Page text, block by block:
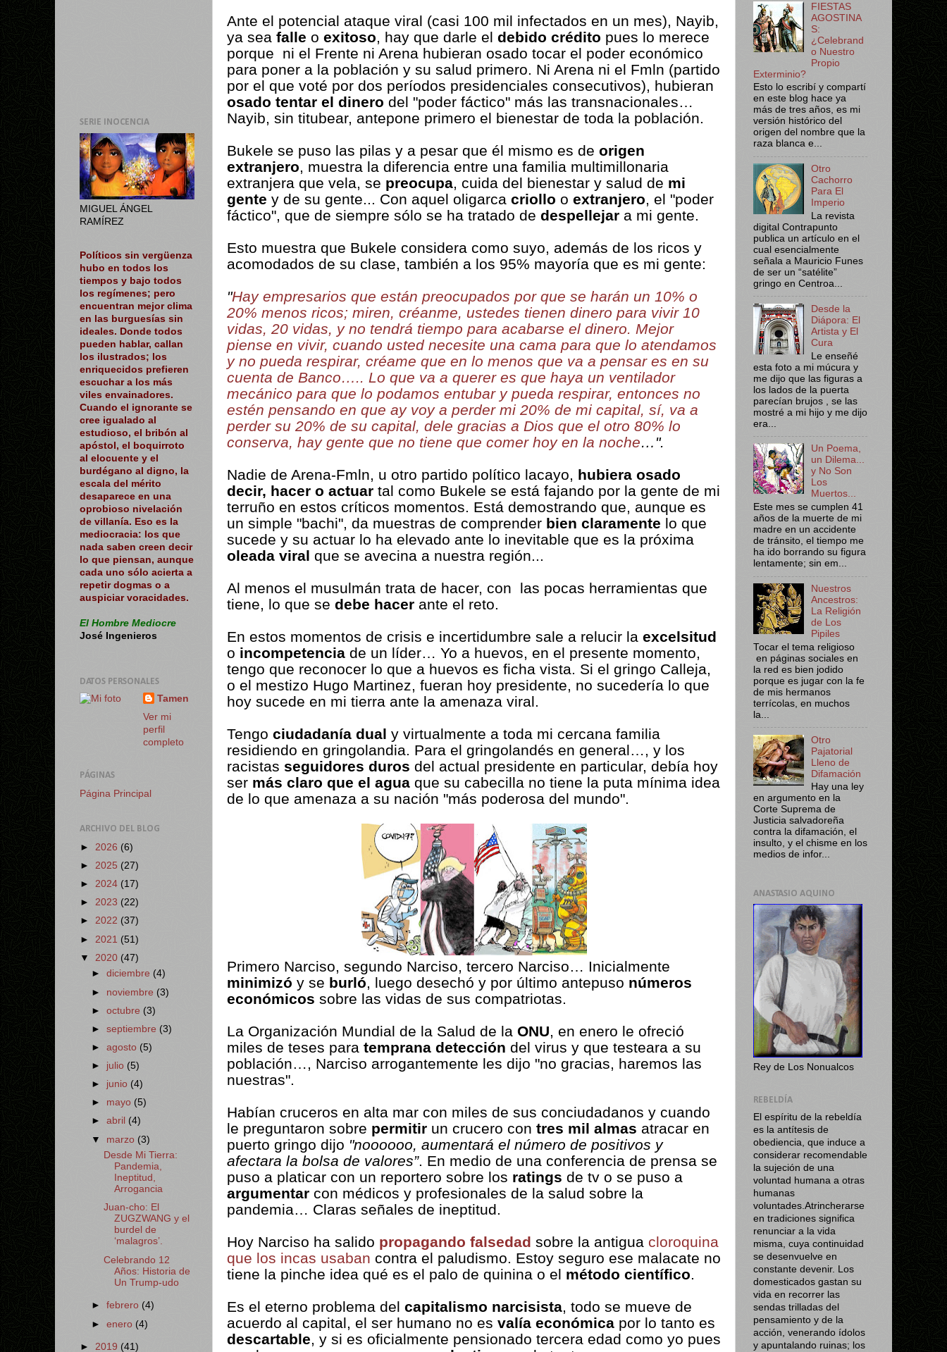
Ante el potencial ataque viral (casi 100 mil infectados en un mes), Nayib,
ya sea falle o exitoso, hay que darle el debido crédito pues lo merece
porque ni el Frente ni Arena hubieran osado tocar el poder económico
para poner a la población y su salud primero. Ni Arena ni el Fmln (partido
por el que voté por dos períodos presidenciales consecutivos), hubieran
osado tentar el dinero del "poder fáctico" más las transnacionales…
Nayib, sin titubear, antepone primero el bienestar de toda la población.
Bukele se puso las pilas y a pesar que él mismo es de origen
extranjero, muestra la diferencia entre una familia multimillonaria
extranjera que vela, se preocupa, cuida del bienestar y salud de mi
gente y de su gente... Con aquel oligarca criollo o extranjero, el "poder
fáctico", que de siempre sólo se ha tratado de despellejar a mi gente.
Esto muestra que Bukele considera como suyo, además de los ricos y
acomodados de su clase, también a los 95% mayoría que es mi gente:
"Hay empresarios que están preocupados por que se harán un 10% o
20% menos ricos; miren, créanme, ustedes tienen dinero para vivir 10
vidas, 20 vidas, y no tendrá tiempo para acabarse el dinero. Mejor
piense en vivir, cuando usted necesite una cama para que lo atendamos
y no pueda respirar, créame que en lo menos que va a pensar es en su
cuenta de Banco….. Lo que va a querer es que haya un ventilador
mecánico para que lo podamos entubar y pueda respirar, entonces no
estén pensando en que ay voy a perder mi 20% de mi capital, sí, va a
perder su 20% de su capital, dele gracias a Dios que el otro 80% lo
conserva, hay gente que no tiene que comer hoy en la noche…".
Nadie de Arena-Fmln, u otro partido político lacayo, hubiera osado
decir, hacer o actuar tal como Bukele se está fajando por la gente de mi
terruño en estos críticos momentos. Está demostrando que, aunque es
un simple "bachi", da muestras de comprender bien claramente lo que
sucede y su actuar lo ha elevado ante lo inevitable que es la próxima
oleada viral que se avecina a nuestra región...
Al menos el musulmán trata de hacer, con las pocas herramientas que
tiene, lo que se debe hacer ante el reto.
En estos momentos de crisis e incertidumbre sale a relucir la excelsitud
o incompetencia de un líder… Yo a huevos, en el presente momento,
tengo que reconocer lo que a huevos es ficha vista. Si el gringo Calleja,
o el mestizo Hugo Martinez, fueran hoy presidente, no sucedería lo que
hoy sucede en mi tierra ante la amenaza viral.
Tengo ciudadanía dual y virtualmente a toda mi cercana familia
residiendo en gringolandia. Para el gringolandés en general…, y los
racistas seguidores duros del actual presidente en particular, debía hoy
ser más claro que el agua que su cabecilla no tiene la puta mínima idea
de lo que amenaza a su nación "más poderosa del mundo".
Primero Narciso, segundo Narciso, tercero Narciso… Inicialmente
minimizó y se burló, luego desechó y por último antepuso números
económicos sobre las vidas de sus compatriotas.
La Organización Mundial de la Salud de la ONU, en enero le ofreció
miles de teses para temprana detección del virus y que testeara a su
población…, Narciso arrogantemente les dijo "no gracias, haremos las
nuestras".
Habían cruceros en alta mar con miles de sus conciudadanos y cuando
le preguntaron sobre permitir un crucero con tres mil almas atracar en
puerto gringo dijo "noooooo, aumentará el número de positivos y
afectara la bolsa de valores”. En medio de una conferencia de prensa se
puso a platicar con un reportero sobre los ratings de tv o se puso a
argumentar con médicos y profesionales de la salud sobre la
pandemia… Claras señales de ineptitud.
Hoy Narciso ha salido propagando falsedad sobre la antigua cloroquina
que los incas usaban contra el paludismo. Estoy seguro ese malacate no
tiene la pinche idea qué es el palo de quinina o el método científico.
Es el eterno problema del capitalismo narcisista, todo se mueve de
acuerdo al capital, el ser humano no es valía económica por lo tanto es
descartable, y si es oficialmente pensionado tercera edad como yo pues
SERIE INOCENCIA
MIGUEL ÁNGEL
RAMÍREZ
Políticos sin vergüenza
hubo en todos los
tiempos y bajo todos
los regímenes; pero
encuentran mejor clima
en las burguesías sin
ideales. Donde todos
pueden hablar, callan
los ilustrados; los
enriquecidos prefieren
escuchar a los más
viles envainadores.
Cuando el ignorante se
cree igualado al
estudioso, el bribón al
apóstol, el boquirroto
al elocuente y el
burdégano al digno, la
escala del mérito
desaparece en una
oprobioso nivelación
de villanía. Eso es la
mediocracia: los que
nada saben creen decir
lo que piensan, aunque
cada uno sólo acierta a
repetir dogmas o a
auspiciar voracidades.
El Hombre Mediocre
José Ingenieros
DATOS PERSONALES
Tamen
Ver mi
perfil
completo
PÁGINAS
Página Principal
ARCHIVO DEL BLOG
► 2026 (6)
► 2025 (27)
► 2024 (17)
► 2023 (22)
► 2022 (37)
► 2021 (51)
▼ 2020 (47)
►diciembre (4)
► noviembre (3)
►octubre (3)
►septiembre (3)
►agosto (5)
► julio (5)
► junio (4)
► mayo (5)
►abril (4)
▼ marzo (3)
Desde Mi Tierra:
Pandemia,
Ineptitud,
Arrogancia
Juan-cho: El
ZUGZWANG y el
burdel de
‘malagros’.
Celebrando 12
Años: Historia de
Un Trump-udo
►febrero (4)
►enero (4)
► 2019 (41)
FIESTAS
AGOSTINA
S:
¿Celebrand
o Nuestro
Propio
Exterminio?
Esto lo escribí y compartí
en este blog hace ya
más de tres años, es mi
versión histórico del
origen del nombre que la
raza blanca e...
Otro
Cachorro
Para El
Imperio
La revista
digital Contrapunto
publica un artículo en el
cual esencialmente
señala a Mauricio Funes
de ser un “satélite”
gringo en Centroa...
Desde la
Diápora: El
Artista y El
Cura
Le enseñé
esta foto a mi múcura y
me dijo que las figuras a
los lados de la puerta
parecían brujos , se las
mostré a mi hijo y me dijo
era...
Un Poema,
un Dilema...
y No Son
Los
Muertos...
Este mes se cumplen 41
años de la muerte de mi
madre en un accidente
de tránsito, el tiempo me
ha ido borrando su figura
lentamente; sin em...
Nuestros
Ancestros:
La Religión
de Los
Pipiles
Tocar el tema religioso
en páginas sociales en
la red es bien jodido
porque es jugar con la fe
de mis hermanos
terrícolas, en muchos
la...
Otro
Pajatorial
Lleno de
Difamación
Hay una ley
en argumento en la
Corte Suprema de
Justicia salvadoreña
contra la difamación, el
insulto, y el chisme en los
medios de infor...
ANASTASIO AQUINO
Rey de Los Nonualcos
REBELDÍA
El espíritu de la rebeldía
es la antítesis de
obediencia, que induce a
considerar recomendable
la sujeción de una
voluntad humana a otras
humanas
voluntades.Atrincherarse
en tradiciones significa
renunciar a la vida
misma, cuya continuidad
se desenvuelve en
constante devenir. Los
domesticados gastan su
vida en recorrer las
sendas trilladas del
pensamiento y de la
acción, venerando ídolos
y apuntalando ruinas; los